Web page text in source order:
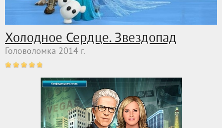
Холодное Сердце. Звездопад
Головоломка 2014 г.